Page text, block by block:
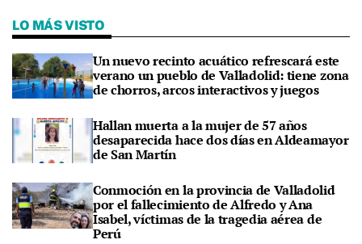
LO MÁS VISTO
Un nuevo recinto acuático refrescará este
verano un pueblo de Valladolid: tiene zona
de chorros, arcos interactivos y juegos
Hallan muerta a la mujer de 57 años
desaparecida hace dos días en Aldeamayor
de San Martín
Conmoción en la provincia de Valladolid
por el fallecimiento de Alfredo y Ana
Isabel, víctimas de la tragedia aérea de
Perú